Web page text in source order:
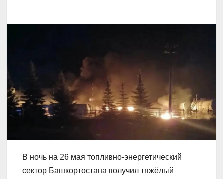
В ночь на 26 мая топливно-энергетический
сектор Башкортостана получил тяжёлый